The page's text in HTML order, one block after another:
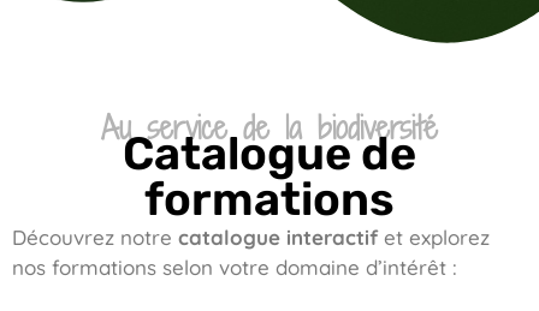
Au service de la biodiversité
Catalogue de
formations
Découvrez notre catalogue interactifet explorez
nos formations selon votre domaine d’intérêt :